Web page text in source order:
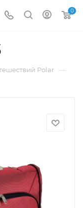
0
Polar —